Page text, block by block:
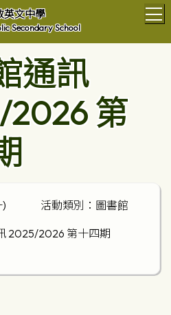
英文中學
Secondary School
通訊
第
活動類別：圖書館
2025/2026 第十四期